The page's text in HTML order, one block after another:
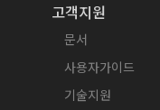
고객지원
문서
사용자가이드
기술지원